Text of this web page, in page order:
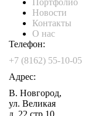
Портфолио
Новости
Контакты
О нас
Телефон:
+7 (8162) 55-10-05
Адрес:
В. Новгород,
ул. Великая
д. 22,стр.10